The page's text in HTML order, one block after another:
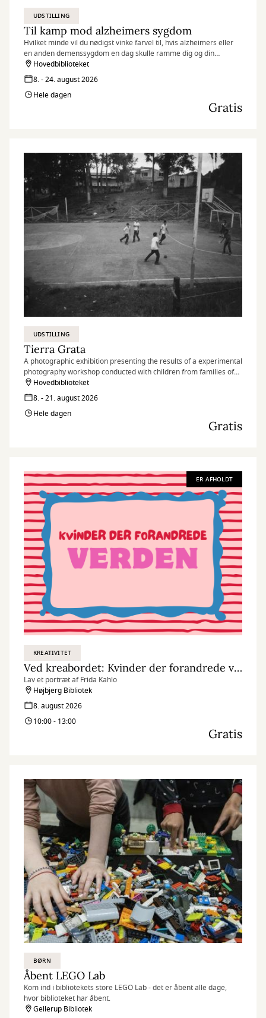
UDSTILLING
Til kamp mod alzheimers sygdom
Hvilket minde vil du nødigst vinke farvel til, hvis alzheimers eller
en anden demenssygdom en dag skulle ramme dig og din
hukommelse?
Hovedbiblioteket
8. - 24. august 2026
Hele dagen
Gratis
UDSTILLING
Tierra Grata
A photographic exhibition presenting the results of a experimental
photography workshop conducted with children from families of
peace signatories and nearby communities in the village of Tierra
Grata, in the Serranía del Perijá region of Colombia.
Hovedbiblioteket
8. - 21. august 2026
Hele dagen
Gratis
ER AFHOLDT
KREATIVITET
Ved kreabordet: Kvinder der forandrede verden
Lav et portræt af Frida Kahlo
Højbjerg Bibliotek
8. august 2026
10:00 - 13:00
Gratis
BØRN
Åbent LEGO Lab
Kom ind i bibliotekets store LEGO Lab - det er åbent alle dage,
hvor biblioteket har åbent.
Gellerup Bibliotek